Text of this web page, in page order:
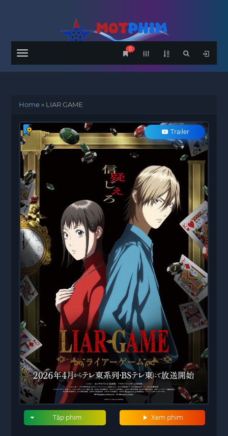
Menu
0
Home» LIAR GAME
Trailer
Xem phim
Tập phim